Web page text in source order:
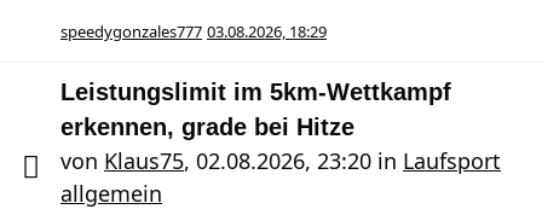
speedygonzales777 03.08.2026, 18:29
Leistungslimit im 5km-Wettkampf
erkennen, grade bei Hitze
von Klaus75, 02.08.2026, 23:20 in Laufsport
allgemein